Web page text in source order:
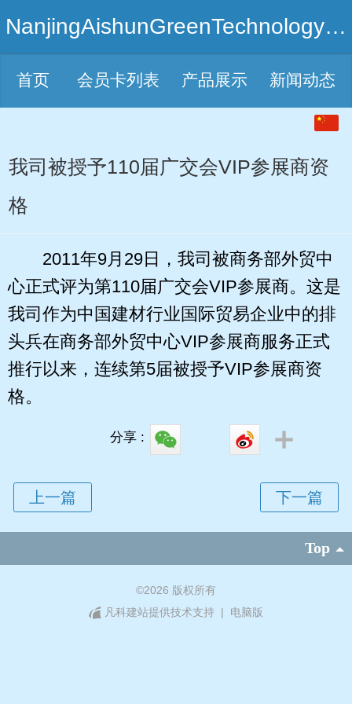
NanjingAishunGreenTechnologyCo.,Ltd
首页 会员卡列表 产品展示 新闻动态
English
我司被授予110届广交会VIP参展商资
格
2011年9月29日，我司被商务部外贸中
心正式评为第110届广交会VIP参展商。这是
我司作为中国建材行业国际贸易企业中的排
头兵在商务部外贸中心VIP参展商服务正式
推行以来，连续第5届被授予VIP参展商资
格。
分享 :
Top
©2026 版权所有
凡科建站提供技术支持
| 电脑版